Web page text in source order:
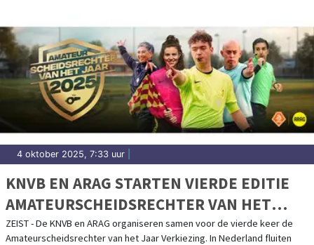
4 oktober 2025, 7:33 uur
KNVB EN ARAG STARTEN VIERDE EDITIE
AMATEURSCHEIDSRECHTER VAN HET
JAAR VERKIEZING
ZEIST - De KNVB en ARAG organiseren samen voor de vierde keer de
Amateurscheidsrechter van het Jaar Verkiezing. In Nederland fluiten